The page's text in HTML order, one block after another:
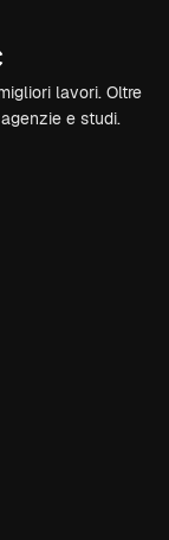
lavori. Oltre
e studi.